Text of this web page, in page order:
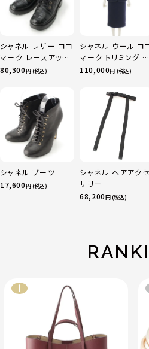
シャネル レザー ココ
マーク レースアップ
マウンテン ショート
G36424 ブラック
37.5
80,300円 (税込)
シャネル ウール コ
マーク トリミング ス
カートセットアップ
110,000円 (税込)
シャネル ブーツ
17,600円 (税込)
シャネル ヘアアクセ
サリー
68,200円 (税込)